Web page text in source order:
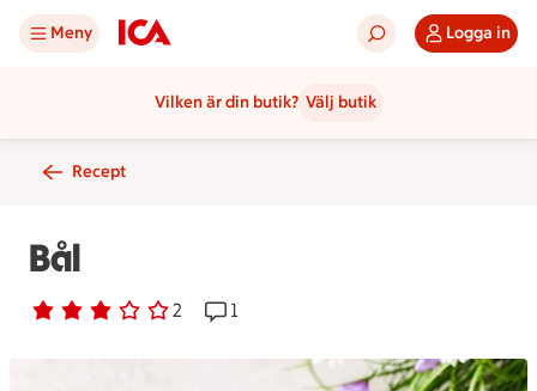
Meny Logga in
Vilken är din butik? Välj butik
Recept
Bål
Betyg 3 av 5. 2
2 personer har röstatReceptet har 1 kommentarer
1